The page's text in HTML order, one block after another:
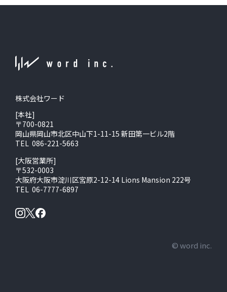
株式会社ワード
[本社]
〒700-0821
岡山県岡山市北区中山下1-11-15 新田第一ビル2階
TEL 086-221-5663
[大阪営業所]
〒532-0003
大阪府大阪市淀川区宮原2-12-14 Lions Mansion 222号
TEL 06-7777-6897
© word inc.